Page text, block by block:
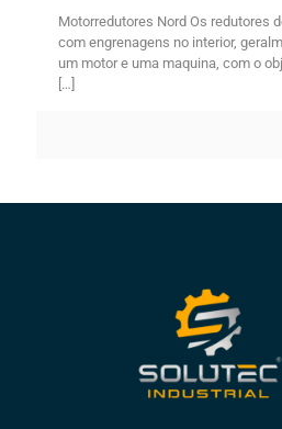
Motorredutores Nord Os redutores
com engrenagens no interior,
um motor e uma maquina, com o
[…]